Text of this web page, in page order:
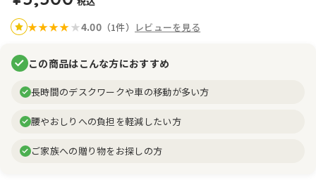
★★★★★4.00（1件） レビューを見る
この商品はこんな方におすすめ
長時間のデスクワークや車の移動が多い方
腰やおしりへの負担を軽減したい方
ご家族への贈り物をお探しの方